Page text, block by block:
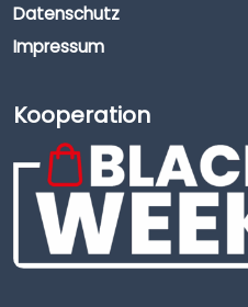
Datenschutz
Impressum
Kooperation